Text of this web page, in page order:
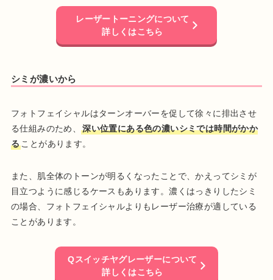
レーザートーニングについて
詳しくはこちら
シミが濃いから
フォトフェイシャルはターンオーバーを促して徐々に排出させ
る仕組みのため、深い位置にある色の濃いシミでは時間がかか
る ことがあります。
また、肌全体のトーンが明るくなったことで、かえってシミが
目立つように感じるケースもあります。濃くはっきりしたシミ
の場合、フォトフェイシャルよりもレーザー治療が適している
ことがあります。
Qスイッチヤグレーザーについて
詳しくはこちら